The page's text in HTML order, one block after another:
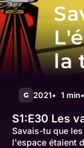
la
G 2021 1 min
S1:E30 Les
Savais-tu que
l'espace étaient